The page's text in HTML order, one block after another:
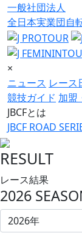
一般社団法人
全日本実業団自
×
ニュース レース
競技ガイド 加盟
JBCFとは
JBCF ROAD
RESULT
レース結果
2026